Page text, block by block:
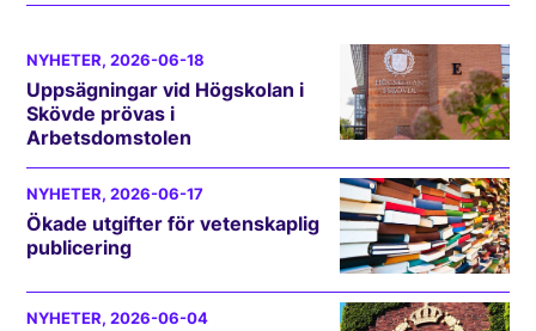
NYHETER, 2026-06-18
Uppsägningar vid Högskolan i
Skövde prövas i
Arbetsdomstolen
NYHETER, 2026-06-17
Ökade utgifter för vetenskaplig
publicering
NYHETER, 2026-06-04